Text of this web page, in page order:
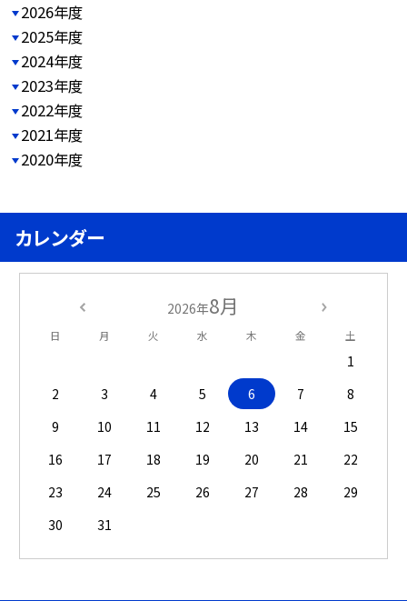
2026年度
2025年度
2024年度
2023年度
2022年度
2021年度
2020年度
カレンダー
2026年8月
日 月 火 水 木 金 土
1
2
3 4 5 6 7
8
9
10 11 12 13 14
15
16
17 18 19 20 21
22
23
24 25 26 27 28
29
30
31